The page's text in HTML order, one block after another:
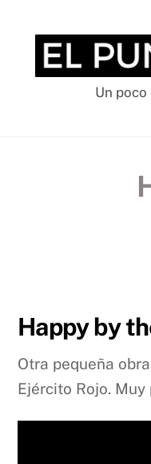
content
Un
Happy by
Otra pequeña
Ejército Rojo. Muy